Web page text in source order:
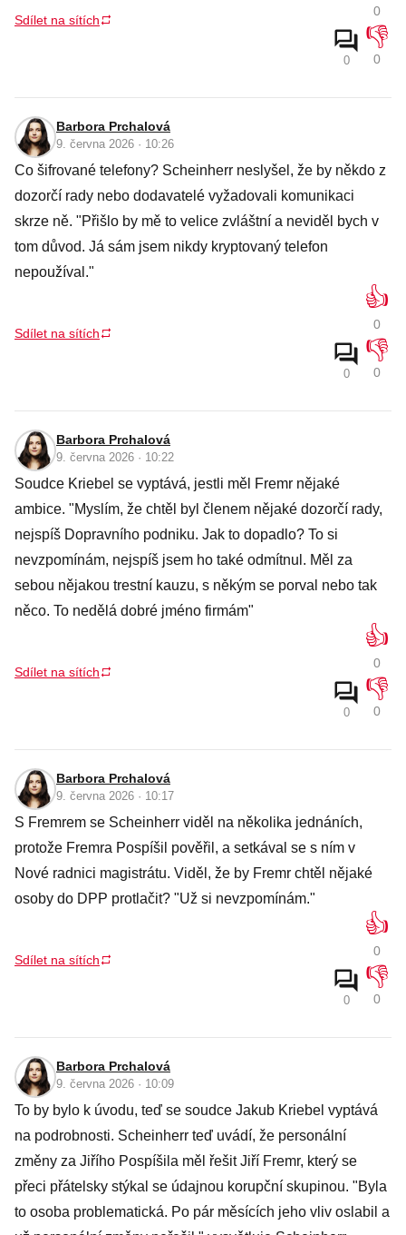
Sdílet na sítích
0
0
👎
0
Barbora Prchalová
9. června 2026 · 10:26
Co šifrované telefony? Scheinherr neslyšel, že by někdo z
dozorčí rady nebo dodavatelé vyžadovali komunikaci
skrze ně. "Přišlo by mě to velice zvláštní a neviděl bych v
tom důvod. Já sám jsem nikdy kryptovaný telefon
nepoužíval."
Sdílet na sítích
0
👍
0
👎
0
Barbora Prchalová
9. června 2026 · 10:22
Soudce Kriebel se vyptává, jestli měl Fremr nějaké
ambice. "Myslím, že chtěl byl členem nějaké dozorčí rady,
nejspíš Dopravního podniku. Jak to dopadlo? To si
nevzpomínám, nejspíš jsem ho také odmítnul. Měl za
sebou nějakou trestní kauzu, s někým se porval nebo tak
něco. To nedělá dobré jméno firmám"
Sdílet na sítích
0
👍
0
👎
0
Barbora Prchalová
9. června 2026 · 10:17
S Fremrem se Scheinherr viděl na několika jednáních,
protože Fremra Pospíšil pověřil, a setkával se s ním v
Nové radnici magistrátu. Viděl, že by Fremr chtěl nějaké
osoby do DPP protlačit? "Už si nevzpomínám."
Sdílet na sítích
0
👍
0
👎
0
Barbora Prchalová
9. června 2026 · 10:09
To by bylo k úvodu, teď se soudce Jakub Kriebel vyptává
na podrobnosti. Scheinherr teď uvádí, že personální
změny za Jiřího Pospíšila měl řešit Jiří Fremr, který se
přeci přátelsky stýkal se údajnou korupční skupinou. "Byla
to osoba problematická. Po pár měsících jeho vliv oslabil a